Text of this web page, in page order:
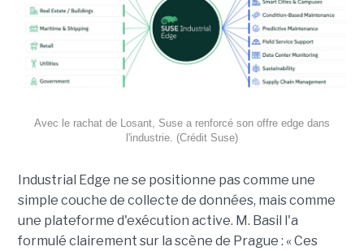
Avec le rachat de Losant, Suse a renforcé son offre edge dans
l'industrie. (Crédit Suse)
Industrial Edge ne se positionne pas comme une
simple couche de collecte de données, mais comme
une plateforme d'exécution active. M. Basil l'a
formulé clairement sur la scène de Prague : « Ces